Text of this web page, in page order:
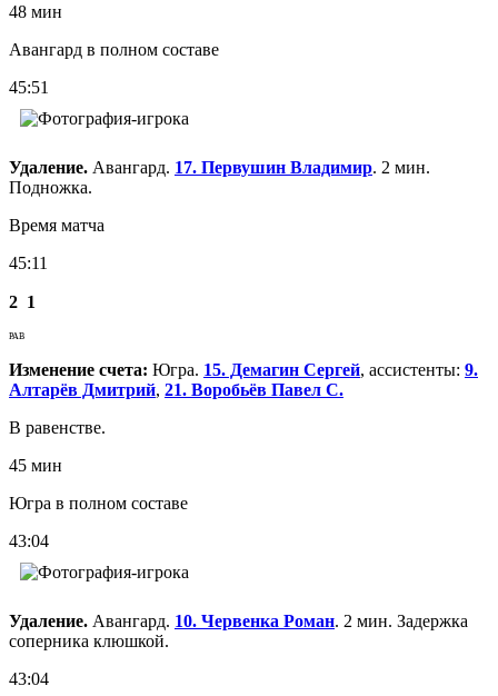
48 мин
Авангард в полном составе
45:51
Удаление. Авангард. 17. Первушин Владимир. 2 мин.
Подножка.
Время матча
45:11
2 1
РАВ
Изменение счета: Югра. 15. Демагин Сергей, ассистенты: 9.
Алтарёв Дмитрий, 21. Воробьёв Павел С.
В равенстве.
45 мин
Югра в полном составе
43:04
Удаление. Авангард. 10. Червенка Роман. 2 мин. Задержка
соперника клюшкой.
43:04